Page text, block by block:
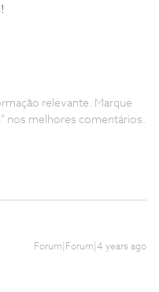
relevante. Marque
nos melhores comentários.
Forum|Forum|4 years ago